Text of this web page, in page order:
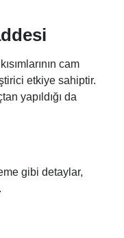
cam
etkiye sahiptir.
yapıldığı da
gibi detaylar,